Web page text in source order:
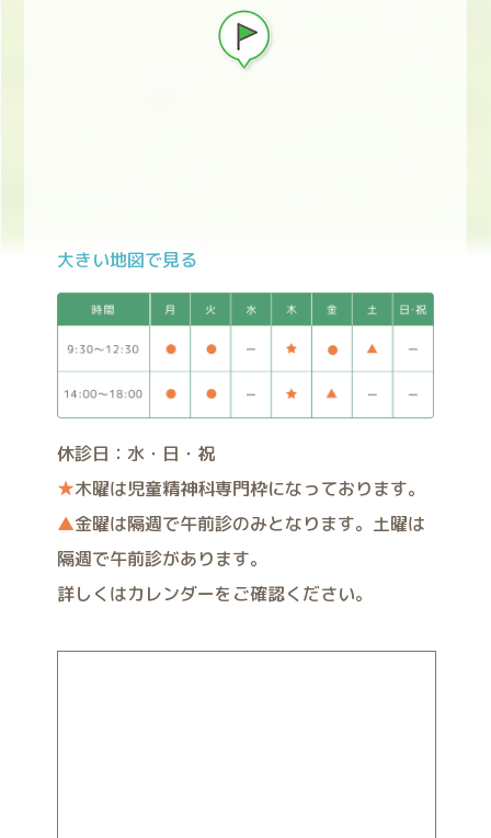
大きい地図で見る
休診日：水・日・祝
★木曜は児童精神科専門枠になっております。
▲金曜は隔週で午前診のみとなります。土曜は
隔週で午前診があります。
詳しくはカレンダーをご確認ください。